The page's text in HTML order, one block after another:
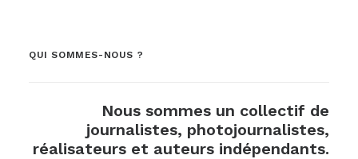
QUI SOMMES-NOUS ?
Nous sommes un collectif de
journalistes, photojournalistes,
réalisateurs et auteurs indépendants.